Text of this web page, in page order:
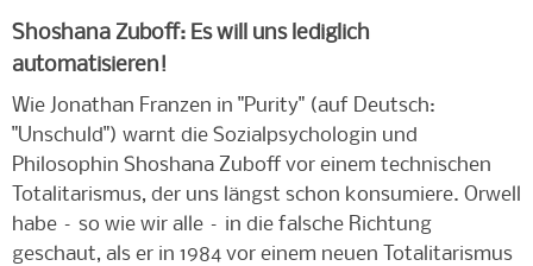
Shoshana Zuboff: Es will uns lediglich
automatisieren!
Wie Jonathan Franzen in "Purity" (auf Deutsch:
"Unschuld") warnt die Sozialpsychologin und
Philosophin Shoshana Zuboff vor einem technischen
Totalitarismus, der uns längst schon konsumiere. Orwell
habe – so wie wir alle – in die falsche Richtung
geschaut, als er in 1984 vor einem neuen Totalitarismus